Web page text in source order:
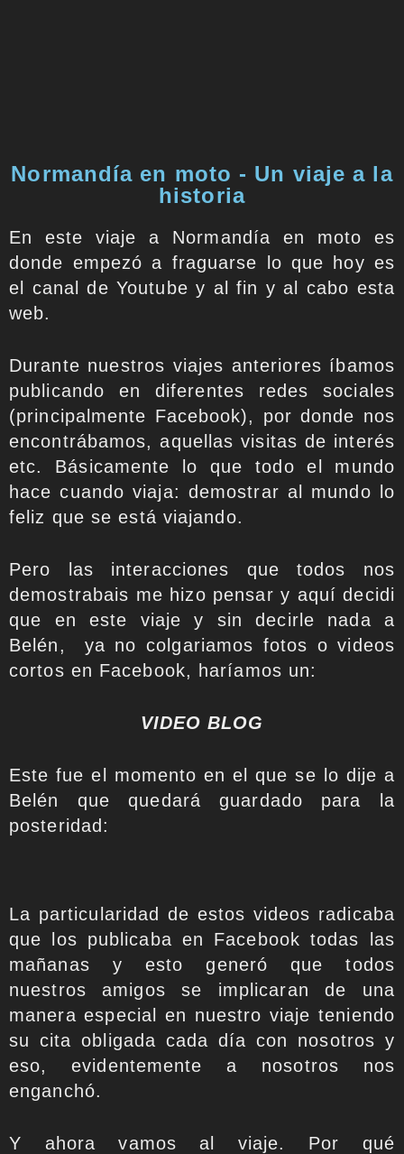
Normandía en moto - Un viaje a la
historia
En este viaje a Normandía en moto es
donde empezó a fraguarse lo que hoy es
el canal de Youtube y al fin y al cabo esta
web.
Durante nuestros viajes anteriores íbamos
publicando en diferentes redes sociales
(principalmente Facebook), por donde nos
encontrábamos, aquellas visitas de interés
etc. Básicamente lo que todo el mundo
hace cuando viaja: demostrar al mundo lo
feliz que se está viajando.
Pero las interacciones que todos nos
demostrabais me hizo pensar y aquí decidi
que en este viaje y sin decirle nada a
Belén, ya no colgariamos fotos o videos
cortos en Facebook, haríamos un:
VIDEO BLOG
Este fue el momento en el que se lo dije a
Belén que quedará guardado para la
posteridad:
La particularidad de estos videos radicaba
que los publicaba en Facebook todas las
mañanas y esto generó que todos
nuestros amigos se implicaran de una
manera especial en nuestro viaje teniendo
su cita obligada cada día con nosotros y
eso, evidentemente a nosotros nos
enganchó.
Y ahora vamos al viaje. Por qué